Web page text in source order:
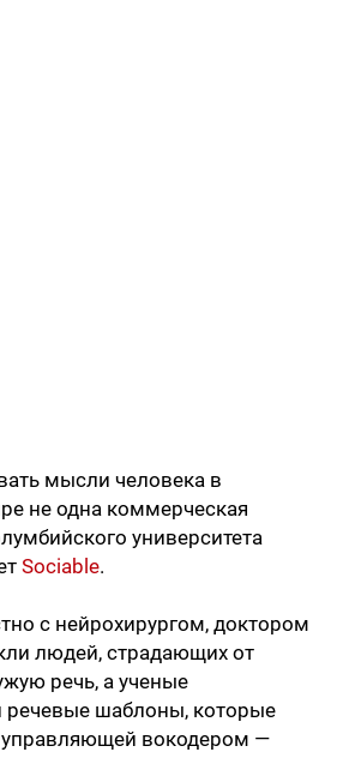
мысли человека в
не одна коммерческая
университета
Sociable.
с нейрохирургом, доктором
людей, страдающих от
речь, а ученые
речевые шаблоны, которые
управляющей вокодером —